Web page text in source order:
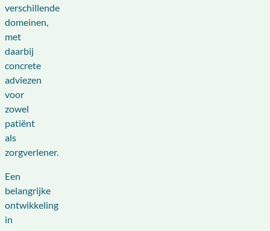
verschillende
domeinen,
met
daarbij
concrete
adviezen
voor
zowel
patiënt
als
zorgverlener.
Een
belangrijke
ontwikkeling
in